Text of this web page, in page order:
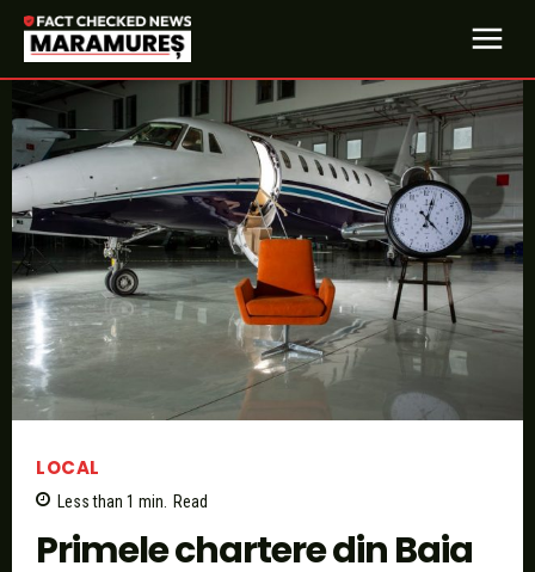
LOCAL
Less than 1 min. Read
Primele chartere din Baia